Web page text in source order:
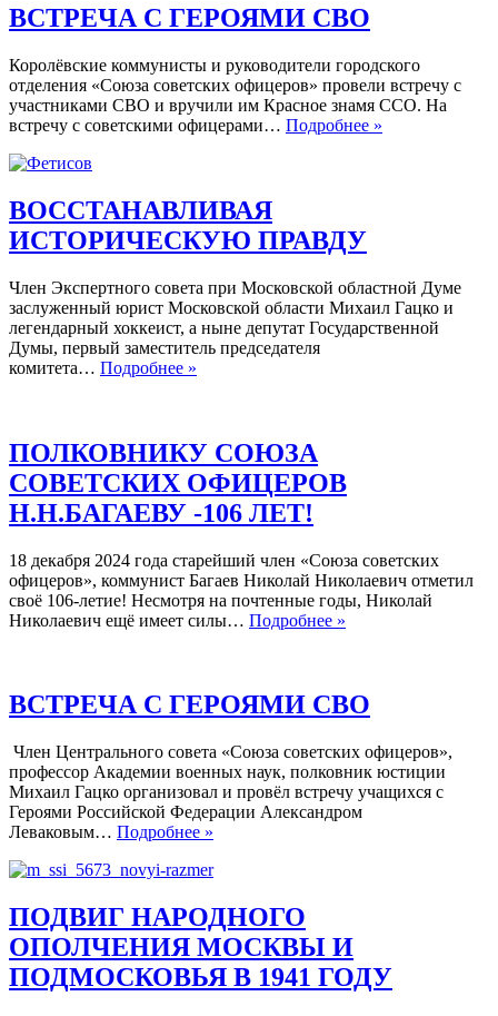
ВСТРЕЧА С ГЕРОЯМИ СВО
Королёвские коммунисты и руководители городского
отделения «Союза советских офицеров» провели встречу с
участниками СВО и вручили им Красное знамя ССО. На
встречу с советскими офицерами… Подробнее »
ВОССТАНАВЛИВАЯ
ИСТОРИЧЕСКУЮ ПРАВДУ
Член Экспертного совета при Московской областной Думе
заслуженный юрист Московской области Михаил Гацко и
легендарный хоккеист, а ныне депутат Государственной
Думы, первый заместитель председателя
комитета… Подробнее »
ПОЛКОВНИКУ СОЮЗА
СОВЕТСКИХ ОФИЦЕРОВ
Н.Н.БАГАЕВУ -106 ЛЕТ!
18 декабря 2024 года старейший член «Союза советских
офицеров», коммунист Багаев Николай Николаевич отметил
своё 106-летие! Несмотря на почтенные годы, Николай
Николаевич ещё имеет силы… Подробнее »
Н.Н.БАГАЕВУ
-106
ВСТРЕЧА С ГЕРОЯМИ СВО
Член Центрального совета «Союза советских офицеров»,
профессор Академии военных наук, полковник юстиции
Михаил Гацко организовал и провёл встречу учащихся с
Героями Российской Федерации Александром
Леваковым… Подробнее »
ГЕРОЯМИ
ПОДВИГ НАРОДНОГО
ОПОЛЧЕНИЯ МОСКВЫ И
ПОДМОСКОВЬЯ В 1941 ГОДУ